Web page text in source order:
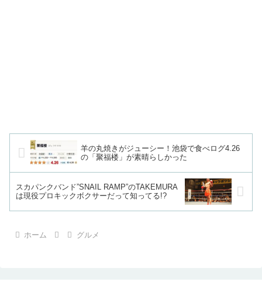
羊の丸焼きがジューシー！池袋で食べログ4.26
の「聚福楼」が素晴らしかった
スカパンクバンド”SNAIL RAMP”のTAKEMURA
は現役プロキックボクサーだって知ってる!?
ホーム グルメ